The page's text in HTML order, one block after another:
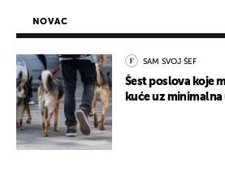
NOVAC
SAM SVOJ ŠEF
Šest poslova koje
kuće uz